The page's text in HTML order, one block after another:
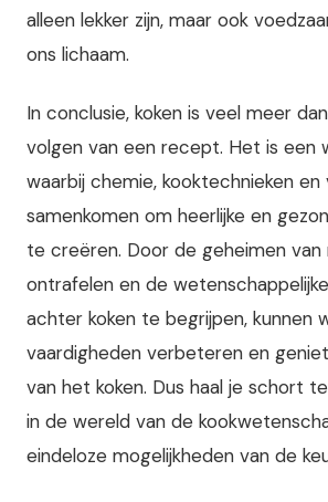
alleen lekker zijn, maar ook
ons lichaam.
In conclusie, koken is veel meer
volgen van een recept. Het is een
waarbij chemie, kooktechnieken en
samenkomen om heerlijke en
te creëren. Door de geheimen
ontrafelen en de
achter koken te begrijpen, kunnen
vaardigheden verbeteren en
van het koken. Dus haal je schort
in de wereld van de
eindeloze mogelijkheden van de